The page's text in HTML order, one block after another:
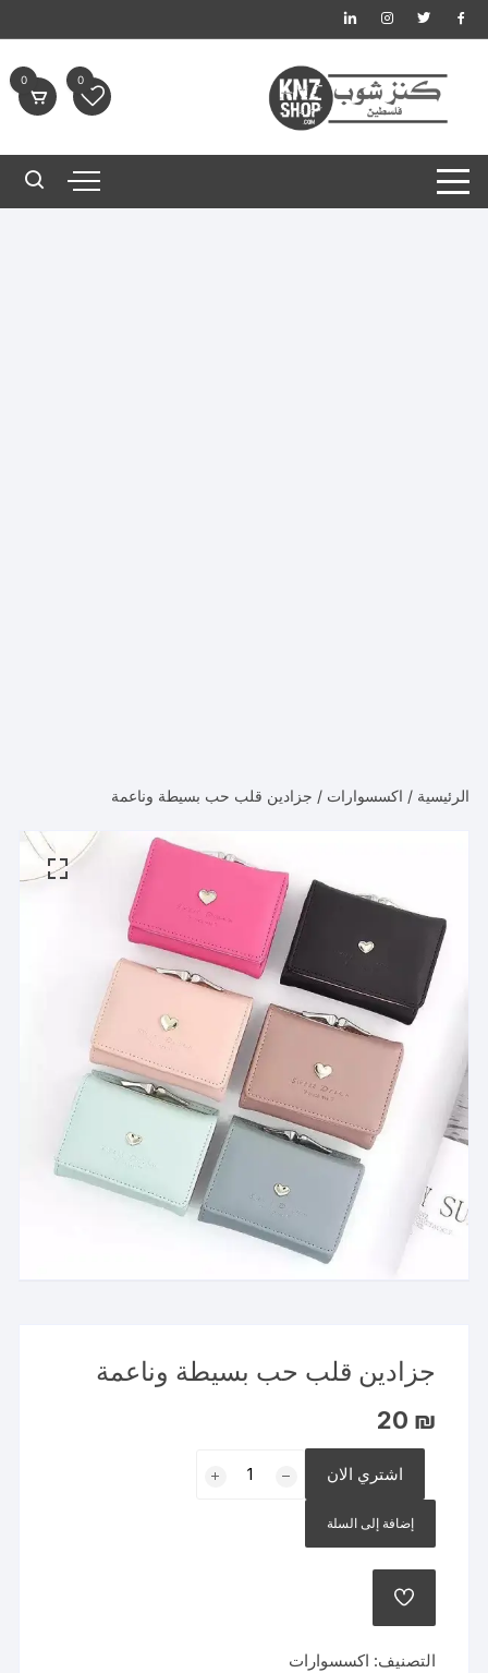
التجاوز
إلى
0
0
الرئيسية / اكسسوارات / جزادين قلب حب بسيطة وناعمة
جزادين قلب حب بسيطة وناعمة
20 ₪
اشتري الان
إضافة إلى السلة
إضافة
الرغباتالتصنيف: اكسسوارات